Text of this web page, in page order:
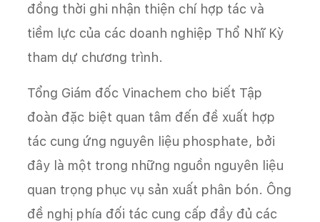
đồng thời ghi nhận thiện chí hợp tác và
tiềm lực của các doanh nghiệp Thổ Nhĩ Kỳ
tham dự chương trình.
Tổng Giám đốc Vinachem cho biết Tập
đoàn đặc biệt quan tâm đến đề xuất hợp
tác cung ứng nguyên liệu phosphate, bởi
đây là một trong những nguồn nguyên liệu
quan trọng phục vụ sản xuất phân bón. Ông
đề nghị phía đối tác cung cấp đầy đủ các